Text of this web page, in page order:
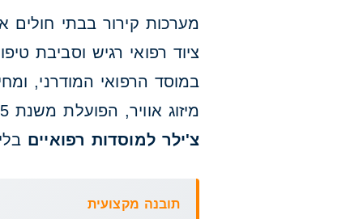
מערכות קירור בבתי חולים
ציוד רפואי רגיש וסביבת
במוסד הרפואי המודרני,
מיזוג אוויר, הפועלת משנת 1985, מתמחה בתכנון, התקנה וביצוע מערכות מיזוג מתקדמות, ובמתן
צ'ילר למוסדות רפואיים
תובנה מקצועית